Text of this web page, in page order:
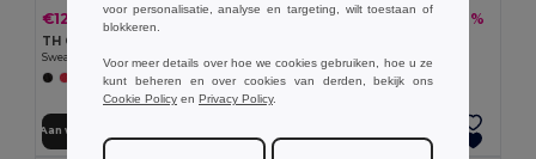
€12.69 €16.94 -25%
TH Clothes 30287
+4 Kleuren
Aan winkelwagen toevoegen
€20.23€32.67 -38%
Unisex sweatshirt
+3 Kleuren
voor personalisatie, analyse en targeting, wilt toestaan of
blokkeren.
Voor meer details over hoe we cookies gebruiken, hoe u ze
kunt beheren en over cookies van derden, bekijk ons
Cookie Policy en Privacy Policy.